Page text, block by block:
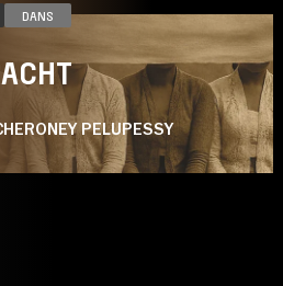
DANS
PELUPESSY